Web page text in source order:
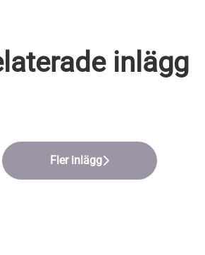
inlägg
Fler inlägg